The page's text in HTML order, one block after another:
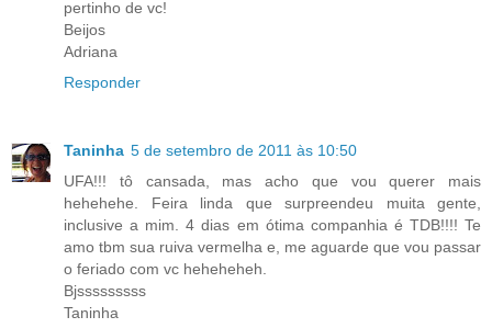
pertinho de vc!
Beijos
Adriana
Responder
Taninha 5 de setembro de 2011 às 10:50
UFA!!! tô cansada, mas acho que vou querer mais
hehehehe. Feira linda que surpreendeu muita gente,
inclusive a mim. 4 dias em ótima companhia é TDB!!!! Te
amo tbm sua ruiva vermelha e, me aguarde que vou passar
o feriado com vc heheheheh.
Bjsssssssss
Taninha